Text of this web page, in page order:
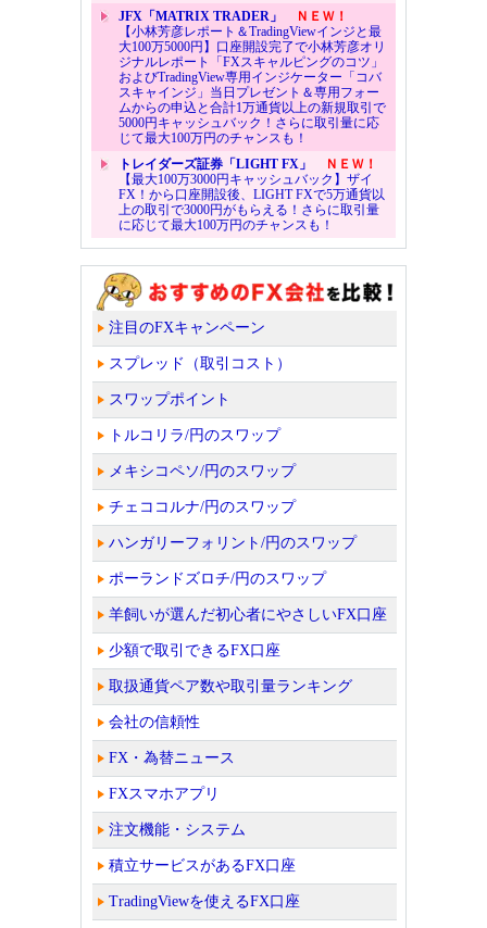
JFX「MATRIX TRADER」
ＮＥＷ！
【小林芳彦レポート＆TradingViewインジと最
大100万5000円】口座開設完了で小林芳彦オリ
ジナルレポート「FXスキャルピングのコツ」
およびTradingView専用インジケーター「コバ
スキャインジ」当日プレゼント＆専用フォー
ムからの申込と合計1万通貨以上の新規取引で
5000円キャッシュバック！さらに取引量に応
じて最大100万円のチャンスも！
トレイダーズ証券「LIGHT FX」
ＮＥＷ！
【最大100万3000円キャッシュバック】ザイ
FX！から口座開設後、LIGHT FXで5万通貨以
上の取引で3000円がもらえる！さらに取引量
に応じて最大100万円のチャンスも！
注目のFXキャンペーン
スプレッド（取引コスト）
スワップポイント
トルコリラ/円のスワップ
メキシコペソ/円のスワップ
チェココルナ/円のスワップ
ハンガリーフォリント/円のスワップ
ポーランドズロチ/円のスワップ
羊飼いが選んだ初心者にやさしいFX口座
少額で取引できるFX口座
取扱通貨ペア数や取引量ランキング
会社の信頼性
FX・為替ニュース
FXスマホアプリ
注文機能・システム
積立サービスがあるFX口座
TradingViewを使えるFX口座